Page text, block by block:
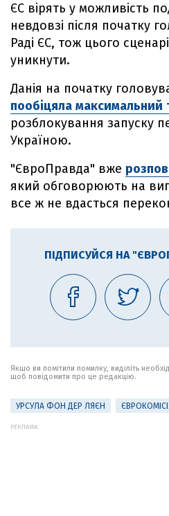
ЄС вірять у можливість
невдовзі після початку
Раді ЄС, тож цього
уникнути.
Данія на початку
пообіцяла максимальний
розблокування запуску
Україною.
"ЄвроПравда" вже
який обговорюють на
все ж не вдасться
ПІДПИСУЙСЯ НА
Якщо ви помітили помилку, виділіть
щоб повідомити про це редакцію.
УРСУЛА ФОН ДЕР ЛЯЄН
РЕКЛАМА: